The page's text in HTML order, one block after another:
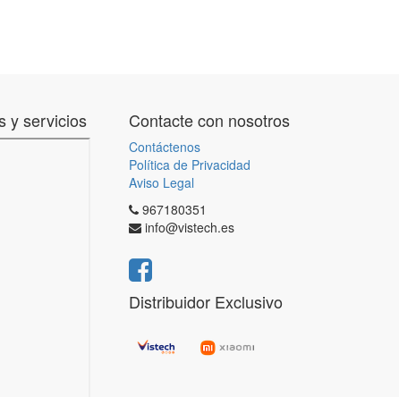
y servicios Contacte con nosotros
Contáctenos
Política de Privacidad
Aviso Legal
967180351
info@vistech.es
Distribuidor Exclusivo